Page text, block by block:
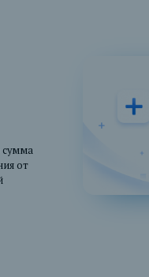
сумма
от